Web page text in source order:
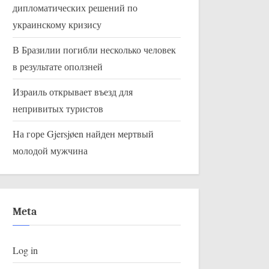
применения новой таблетки от
сокращении потребности в
госпитализации
дипломатических решений по
украинскому кризису
В Бразилии погибли несколько человек
в результате оползней
Израиль открывает въезд для
непривитых туристов
На горе Gjersjøen найден мертвый
молодой мужчина
Meta
Log in